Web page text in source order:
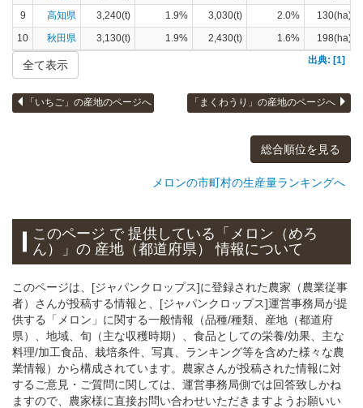
9
高知県 3,240(t) 1.9% 3,030(t) 2.0%
130(ha)
10
秋田県 3,130(t) 1.9% 2,430(t) 1.6%
198(ha)
出典: [1]
全て表示
「いちご」の産地のページへ 「まくわうり」の産地のページへ
総合順位を見る
メロンの市町村の生産量ランキングへ
このページ で 提供している「メロン（めろ
ん）」の 産地（都道府県） 情報について
このページは、[ジャパンクロップス]に登録された農家（農業従事
者）さんが投稿する情報と、[ジャパンクロップス]運営事務局が提
供する「メロン」に関する一般情報（品種/種類、産地（都道府
県）、地域、旬（主な収穫時期）、食品としての栄養/効果、主な
料理/加工食品、栽培条件、写真、ランキング等を含めた様々な農
業情報）から構成されています。農家さんが投稿された情報に対
するご意見・ご質問に関しては、運営事務局側では回答致しかね
ますので、農家様に直接お問い合わせいただきますようお願いい